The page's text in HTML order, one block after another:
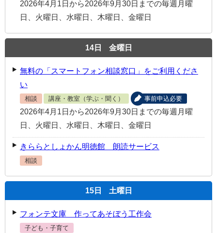
2026年4月1日から2026年9月30日までの毎週月曜
日、火曜日、水曜日、木曜日、金曜日
14日 金曜日
無料の「スマートフォン相談窓口」をご利用くださ
い
相談 講座・教室（学ぶ・聞く） 事前申込必要
2026年4月1日から2026年9月30日までの毎週月曜
日、火曜日、水曜日、木曜日、金曜日
きららとしょかん明徳館 朗読サービス
相談
15日 土曜日
フォンテ文庫 作ってあそぼう工作会
子ども・子育て